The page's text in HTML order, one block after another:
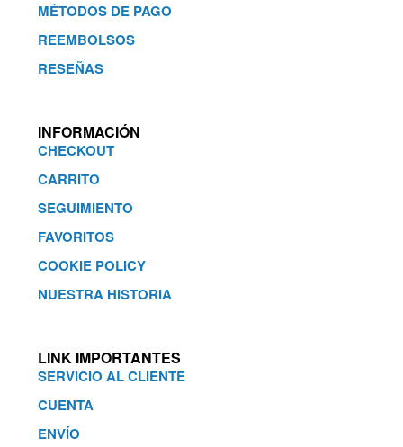
MÉTODOS DE PAGO
REEMBOLSOS
RESEÑAS
INFORMACIÓN
CHECKOUT
CARRITO
SEGUIMIENTO
FAVORITOS
COOKIE POLICY
NUESTRA HISTORIA
LINK IMPORTANTES
SERVICIO AL CLIENTE
CUENTA
ENVÍO